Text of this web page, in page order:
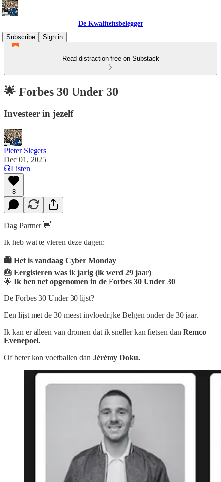
De Kwaliteitsbelegger
Subscribe
Sign in
Read distraction-free on Substack
🌟 Forbes 30 Under 30
Investeer in jezelf
Pieter Slegers
Dec 01, 2025
Listen
8
Dag Partner 👋
Ik heb wat te vieren deze dagen:
🛍️ Het is vandaag Cyber Monday
🎂 Eergisteren was ik jarig (ik werd 29 jaar)
🌟 Ik ben net opgenomen in de Forbes 30 Under 30
De Forbes 30 Under 30 lijst?
Een lijst met de 30 meest invloedrijke Belgen onder de 30 jaar.
Ik kan er alleen van dromen dat ik sneller kan fietsen dan Remco
Evenepoel.
Of beter kon voetballen dan Jérémy Doku.